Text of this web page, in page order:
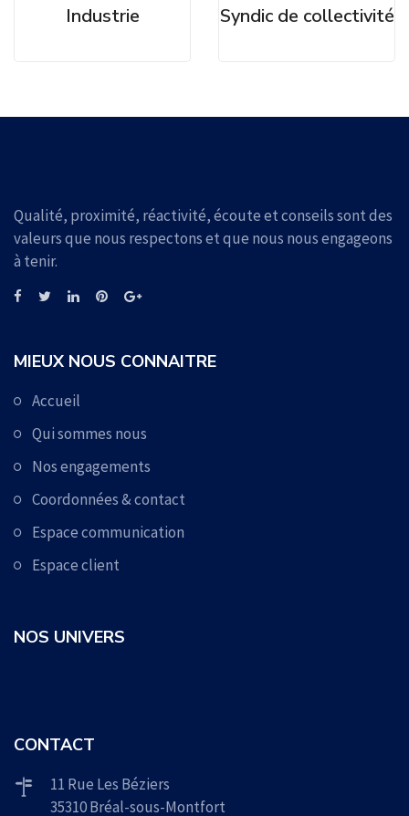
Industrie Syndic de collectivité
Qualité, proximité, réactivité, écoute et conseils sont des
valeurs que nous respectons et que nous nous engageons
à tenir.
MIEUX NOUS CONNAITRE
Accueil
Qui sommes nous
Nos engagements
Coordonnées & contact
Espace communication
Espace client
NOS UNIVERS
CONTACT
11 Rue Les Béziers
35310 Bréal-sous-Montfort